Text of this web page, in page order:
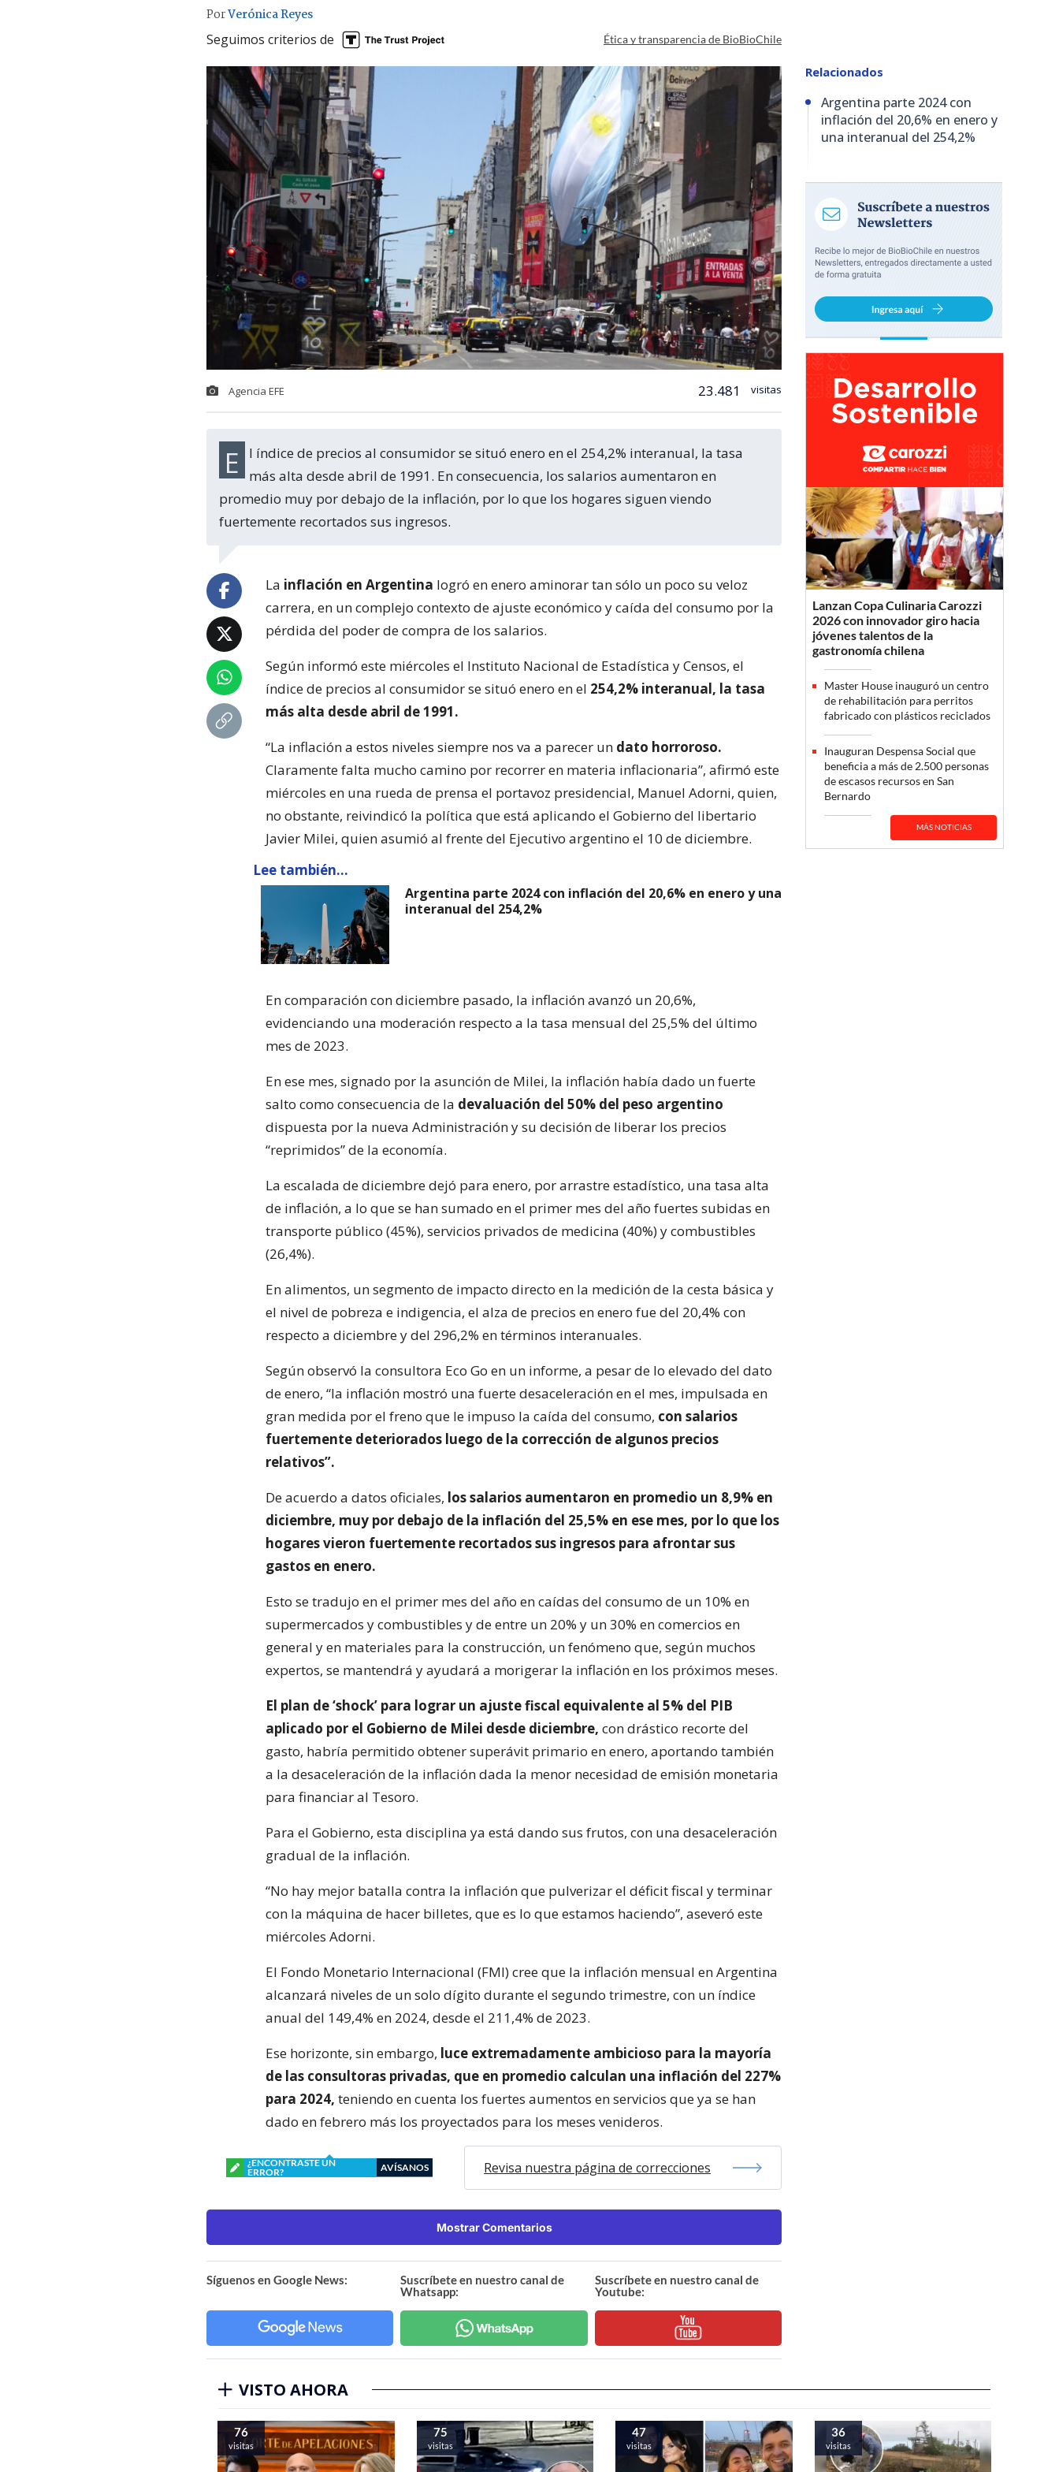
PorVerónica Reyes
Seguimos criterios de Ética y transparencia de BioBioChile
Agencia EFE 23.481 visitas
El índice de precios al consumidor se situó enero en el 254,2% interanual, la tasa
más alta desde abril de 1991. En consecuencia, los salarios aumentaron en
promedio muy por debajo de la inflación, por lo que los hogares siguen viendo
fuertemente recortados sus ingresos.
La inflación en Argentina logró en enero aminorar tan sólo un poco su veloz
carrera, en un complejo contexto de ajuste económico y caída del consumo por la
pérdida del poder de compra de los salarios.
Según informó este miércoles el Instituto Nacional de Estadística y Censos, el
índice de precios al consumidor se situó enero en el 254,2% interanual, la tasa
más alta desde abril de 1991.
“La inflación a estos niveles siempre nos va a parecer un dato horroroso.
Claramente falta mucho camino por recorrer en materia inflacionaria”, afirmó este
miércoles en una rueda de prensa el portavoz presidencial, Manuel Adorni, quien,
no obstante, reivindicó la política que está aplicando el Gobierno del libertario
Javier Milei, quien asumió al frente del Ejecutivo argentino el 10 de diciembre.
Lee también...
Argentina parte 2024 con inflación del 20,6% en enero y una
interanual del 254,2%
En comparación con diciembre pasado, la inflación avanzó un 20,6%,
evidenciando una moderación respecto a la tasa mensual del 25,5% del último
mes de 2023.
En ese mes, signado por la asunción de Milei, la inflación había dado un fuerte
salto como consecuencia de la devaluación del 50% del peso argentino
dispuesta por la nueva Administración y su decisión de liberar los precios
“reprimidos” de la economía.
La escalada de diciembre dejó para enero, por arrastre estadístico, una tasa alta
de inflación, a lo que se han sumado en el primer mes del año fuertes subidas en
transporte público (45%), servicios privados de medicina (40%) y combustibles
(26,4%).
En alimentos, un segmento de impacto directo en la medición de la cesta básica y
el nivel de pobreza e indigencia, el alza de precios en enero fue del 20,4% con
respecto a diciembre y del 296,2% en términos interanuales.
Según observó la consultora Eco Go en un informe, a pesar de lo elevado del dato
de enero, “la inflación mostró una fuerte desaceleración en el mes, impulsada en
gran medida por el freno que le impuso la caída del consumo, con salarios
fuertemente deteriorados luego de la corrección de algunos precios
relativos”.
De acuerdo a datos oficiales, los salarios aumentaron en promedio un 8,9% en
diciembre, muy por debajo de la inflación del 25,5% en ese mes, por lo que los
hogares vieron fuertemente recortados sus ingresos para afrontar sus
gastos en enero.
Esto se tradujo en el primer mes del año en caídas del consumo de un 10% en
supermercados y combustibles y de entre un 20% y un 30% en comercios en
general y en materiales para la construcción, un fenómeno que, según muchos
expertos, se mantendrá y ayudará a morigerar la inflación en los próximos meses.
El plan de ‘shock’ para lograr un ajuste fiscal equivalente al 5% del PIB
aplicado por el Gobierno de Milei desde diciembre, con drástico recorte del
gasto, habría permitido obtener superávit primario en enero, aportando también
a la desaceleración de la inflación dada la menor necesidad de emisión monetaria
para financiar al Tesoro.
Para el Gobierno, esta disciplina ya está dando sus frutos, con una desaceleración
gradual de la inflación.
“No hay mejor batalla contra la inflación que pulverizar el déficit fiscal y terminar
con la máquina de hacer billetes, que es lo que estamos haciendo”, aseveró este
miércoles Adorni.
El Fondo Monetario Internacional (FMI) cree que la inflación mensual en Argentina
alcanzará niveles de un solo dígito durante el segundo trimestre, con un índice
anual del 149,4% en 2024, desde el 211,4% de 2023.
Ese horizonte, sin embargo, luce extremadamente ambicioso para la mayoría
de las consultoras privadas, que en promedio calculan una inflación del 227%
para 2024, teniendo en cuenta los fuertes aumentos en servicios que ya se han
dado en febrero más los proyectados para los meses venideros.
¿ENCONTRASTE UN
ERROR?
AVÍSANOS Revisa nuestra página de correcciones
Mostrar Comentarios
Síguenos en Google News:
Suscríbete en nuestro canal de
Whatsapp:
Suscríbete en nuestro canal de
Youtube:
Relacionados
Argentina parte 2024 con
inflación del 20,6% en enero y
una interanual del 254,2%
Lanzan Copa Culinaria Carozzi
2026 con innovador giro hacia
jóvenes talentos de la
gastronomía chilena
Master House inauguró un centro
de rehabilitación para perritos
fabricado con plásticos reciclados
Inauguran Despensa Social que
beneficia a más de 2.500 personas
de escasos recursos en San
Bernardo
MÁS NOTICIAS
VISTO AHORA
76
visitas
75
visitas
47
visitas
36
visitas